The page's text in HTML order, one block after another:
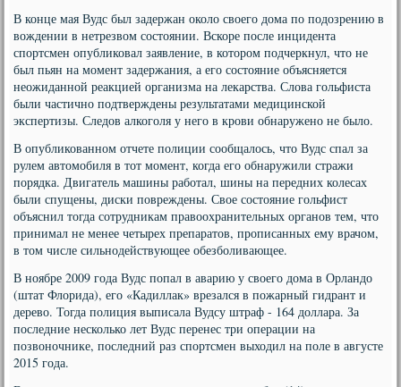
В конце мая Вудс был задержан около своего дома по подозрению в
вождении в нетрезвом состоянии. Вскоре после инцидента
спортсмен опубликовал заявление, в котором подчеркнул, что не
был пьян на момент задержания, а его состояние объясняется
неожиданной реакцией организма на лекарства. Слова гольфиста
были частично подтверждены результатами медицинской
экспертизы. Следов алкоголя у него в крови обнаружено не было.
В опубликованном отчете полиции сообщалось, что Вудс спал за
рулем автомобиля в тот момент, когда его обнаружили стражи
порядка. Двигатель машины работал, шины на передних колесах
были спущены, диски повреждены. Свое состояние гольфист
объяснил тогда сотрудникам правоохранительных органов тем, что
принимал не менее четырех препаратов, прописанных ему врачом,
в том числе сильнодействующее обезболивающее.
В ноябре 2009 года Вудс попал в аварию у своего дома в Орландо
(штат Флорида), его «Кадиллак» врезался в пожарный гидрант и
дерево. Тогда полиция выписала Вудсу штраф - 164 доллара. За
последние несколько лет Вудс перенес три операции на
позвоночнике, последний раз спортсмен выходил на поле в августе
2015 года.